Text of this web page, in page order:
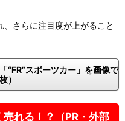
さらに注目度が上がること
“FR”スポーツカー」を画像で
）
売れる！？（PR・外部